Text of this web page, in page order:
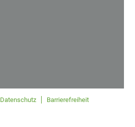
Datenschutz Barrierefreiheit